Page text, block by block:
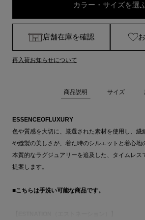
カラー・サイズを選
店舗在庫を確認
再入荷お知らせについて
商品説明 サイズ
ESSENCEOFLUXURY
色や質感を大切に、厳選された素材を使用し、繊
や縫製の美しさが、着た時のシルエットと着心地
本質的なラグジュアリーを追及した、タイムレス
提案します。
■こちらは手洗い可能な商品です。